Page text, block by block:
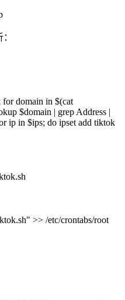
domain in $(cat
$domain | grep Address |
ip in $ips; do ipset add tiktok
>> /etc/crontabs/root